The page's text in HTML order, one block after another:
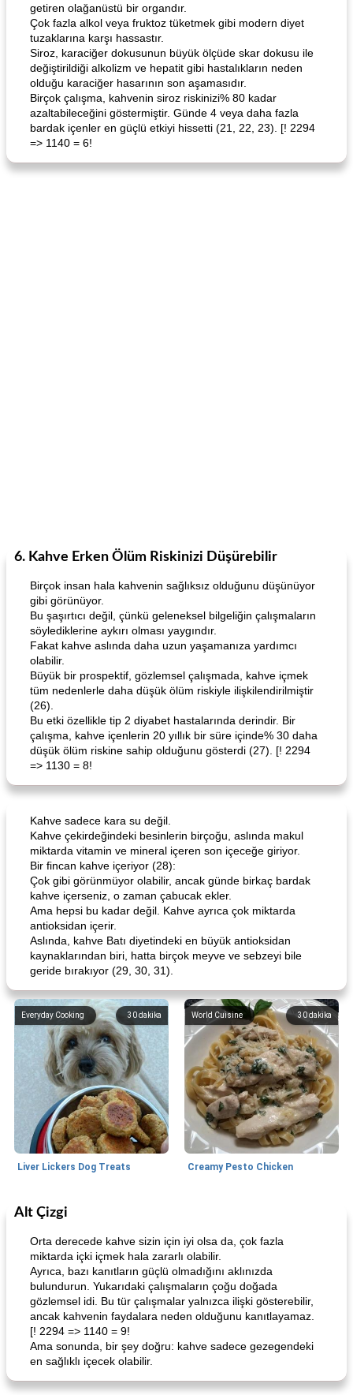
Angela's Awesome Enchiladas Pop's Roast Turkey Sandwich
getiren olağanüstü bir organdır.
Çok fazla alkol veya fruktoz tüketmek gibi modern diyet
tuzaklarına karşı hassastır.
Siroz, karaciğer dokusunun büyük ölçüde skar dokusu ile
değiştirildiği alkolizm ve hepatit gibi hastalıkların neden
olduğu karaciğer hasarının son aşamasıdır.
Birçok çalışma, kahvenin siroz riskinizi% 80 kadar
azaltabileceğini göstermiştir. Günde 4 veya daha fazla
bardak içenler en güçlü etkiyi hissetti (21, 22, 23). [! 2294
=> 1140 = 6!
6. Kahve Erken Ölüm Riskinizi Düşürebilir
Birçok insan hala kahvenin sağlıksız olduğunu düşünüyor
gibi görünüyor.
Bu şaşırtıcı değil, çünkü geleneksel bilgeliğin çalışmaların
söylediklerine aykırı olması yaygındır.
Fakat kahve aslında daha uzun yaşamanıza yardımcı
olabilir.
Büyük bir prospektif, gözlemsel çalışmada, kahve içmek
tüm nedenlerle daha düşük ölüm riskiyle ilişkilendirilmiştir
(26).
Bu etki özellikle tip 2 diyabet hastalarında derindir. Bir
çalışma, kahve içenlerin 20 yıllık bir süre içinde% 30 daha
düşük ölüm riskine sahip olduğunu gösterdi (27). [! 2294
=> 1130 = 8!
Kahve sadece kara su değil.
Kahve çekirdeğindeki besinlerin birçoğu, aslında makul
miktarda vitamin ve mineral içeren son içeceğe giriyor.
Bir fincan kahve içeriyor (28):
Çok gibi görünmüyor olabilir, ancak günde birkaç bardak
kahve içerseniz, o zaman çabucak ekler.
Ama hepsi bu kadar değil. Kahve ayrıca çok miktarda
antioksidan içerir.
Aslında, kahve Batı diyetindeki en büyük antioksidan
kaynaklarından biri, hatta birçok meyve ve sebzeyi bile
geride bırakıyor (29, 30, 31).
30dakika
Everyday Cooking
Liver Lickers Dog Treats
30dakika
World Cuisine
Creamy Pesto Chicken
Pork
Alt Çizgi
Orta derecede kahve sizin için iyi olsa da, çok fazla
miktarda içki içmek hala zararlı olabilir.
Ayrıca, bazı kanıtların güçlü olmadığını aklınızda
bulundurun. Yukarıdaki çalışmaların çoğu doğada
gözlemsel idi. Bu tür çalışmalar yalnızca ilişki gösterebilir,
ancak kahvenin faydalara neden olduğunu kanıtlayamaz.
[! 2294 => 1140 = 9!
Ama sonunda, bir şey doğru: kahve sadece gezegendeki
en sağlıklı içecek olabilir.